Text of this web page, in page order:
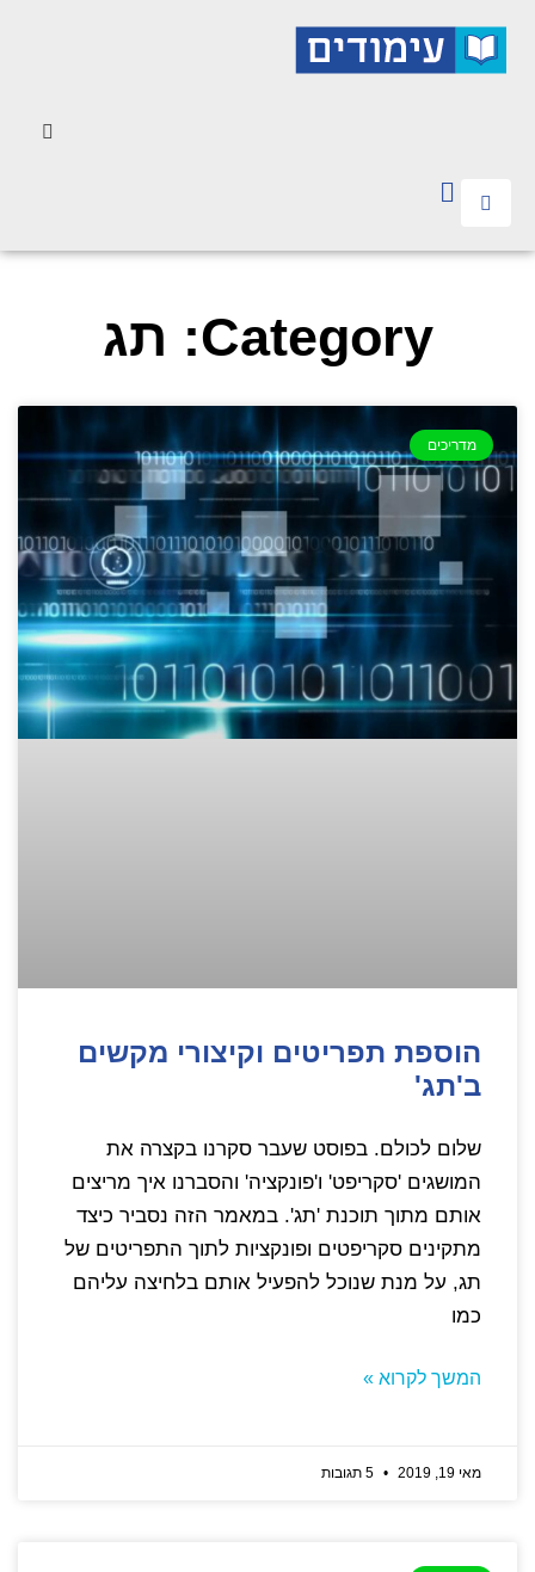
Category: תג
מדריכים
הוספת תפריטים וקיצורי מקשים
ב'תג'
שלום לכולם. בפוסט שעבר סקרנו בקצרה את
המושגים 'סקריפט' ו'פונקציה' והסברנו איך מריצים
אותם מתוך תוכנת 'תג'. במאמר הזה נסביר כיצד
מתקינים סקריפטים ופונקציות לתוך התפריטים של
תג, על מנת שנוכל להפעיל אותם בלחיצה עליהם
כמו
המשך לקרוא »
מאי 19, 2019